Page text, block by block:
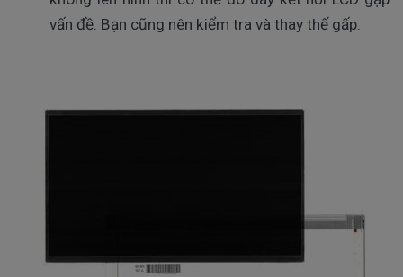
vấn đề. Bạn cũng nên kiểm tra và thay thế gấp.